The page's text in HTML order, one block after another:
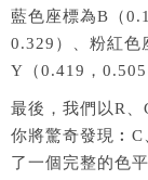
藍色座標為B（
0.329）、粉紅色
Y（0.419，0.505
最後，我們以R、
你將驚奇發現
了一個完整的色